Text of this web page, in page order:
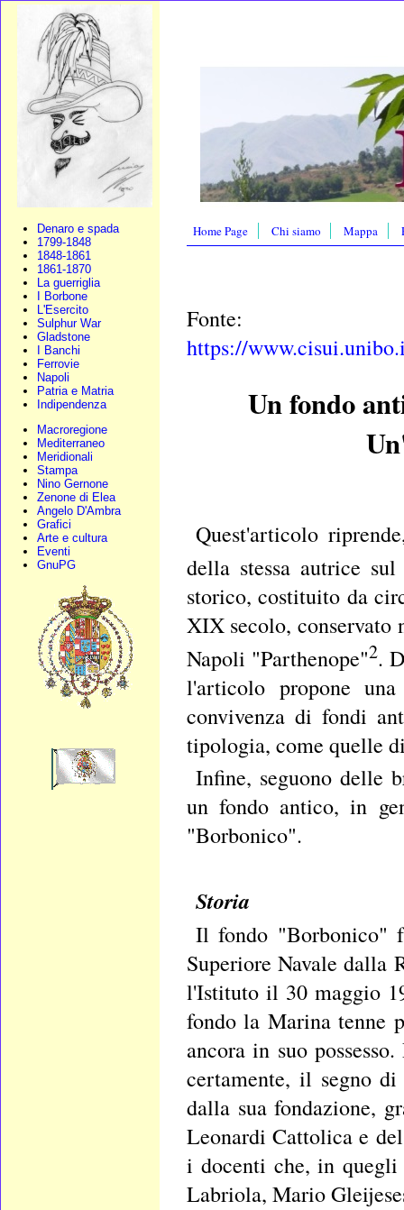
Denaro e spada
1799-1848
1848-1861
1861-1870
La guerriglia
I Borbone
L'Esercito
Sulphur War
Gladstone
I Banchi
Ferrovie
Napoli
Patria e Matria
Indipendenza
Macroregione
Mediterraneo
Meridionali
Stampa
Nino Gernone
Zenone di Elea
Angelo D'Ambra
Grafici
Arte e cultura
Eventi
GnuPG
Home Page Chi siamo Mappa
Fonte:
https://
Un fondo
Quest'articolo
della stessa autrice
storico, costituito da
XIX secolo,
Napoli "Parthenope"2.
l'articolo propone
convivenza di fondi
tipologia, come quelle
Infine, seguono delle
un fondo antico, in
"Borbonico".
Storia
Il fondo "Borbonico"
Superiore Navale dalla
l'Istituto il 30 maggio
fondo la Marina tenne
ancora in suo
certamente, il segno
dalla sua fondazione,
Leonardi Cattolica e
i docenti che, in quegli
Labriola, Mario